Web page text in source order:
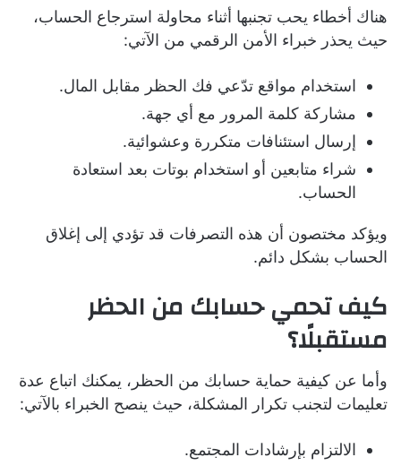
هناك أخطاء يحب تجنبها أثناء محاولة استرجاع الحساب،
حيث يحذر خبراء الأمن الرقمي من الآتي:
استخدام مواقع تدّعي فك الحظر مقابل المال.
مشاركة كلمة المرور مع أي جهة.
إرسال استئنافات متكررة وعشوائية.
شراء متابعين أو استخدام بوتات بعد استعادة
الحساب.
ويؤكد مختصون أن هذه التصرفات قد تؤدي إلى إغلاق
الحساب بشكل دائم.
كيف تحمي حسابك من الحظر
مستقبلًا؟
وأما عن كيفية حماية حسابك من الحظر، يمكنك اتباع عدة
تعليمات لتجنب تكرار المشكلة، حيث ينصح الخبراء بالآتي:
الالتزام بإرشادات المجتمع.